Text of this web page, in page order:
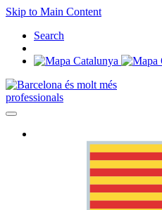
Skip to Main Content
Search
professionals